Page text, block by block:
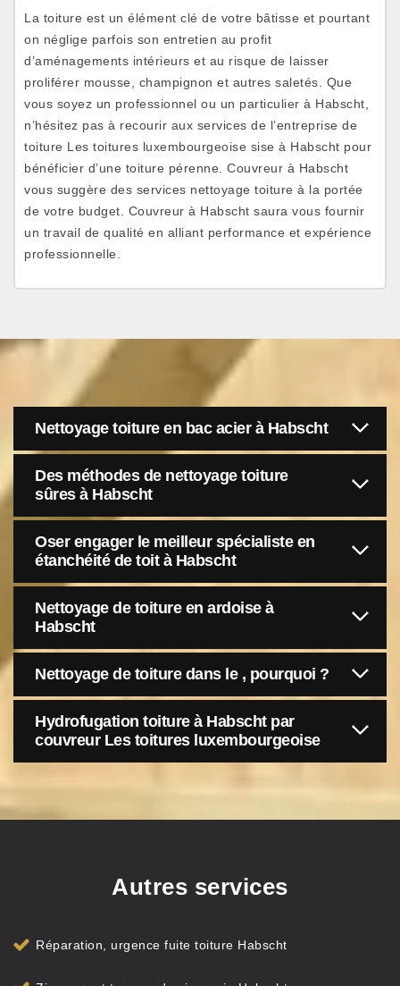
La toiture est un élément clé de votre bâtisse et pourtant
on néglige parfois son entretien au profit
d’aménagements intérieurs et au risque de laisser
proliférer mousse, champignon et autres saletés. Que
vous soyez un professionnel ou un particulier à Habscht,
n’hésitez pas à recourir aux services de l’entreprise de
toiture Les toitures luxembourgeoise sise à Habscht pour
bénéficier d’une toiture pérenne. Couvreur à Habscht
vous suggère des services nettoyage toiture à la portée
de votre budget. Couvreur à Habscht saura vous fournir
un travail de qualité en alliant performance et expérience
professionnelle.
Nettoyage toiture en bac acier à Habscht
Des méthodes de nettoyage toiture
sûres à Habscht
Oser engager le meilleur spécialiste en
étanchéité de toit à Habscht
Nettoyage de toiture en ardoise à
Habscht
Nettoyage de toiture dans le , pourquoi ?
Hydrofugation toiture à Habscht par
couvreur Les toitures luxembourgeoise
Autres services
Réparation, urgence fuite toiture Habscht